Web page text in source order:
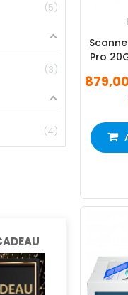
5
3
4
Pro